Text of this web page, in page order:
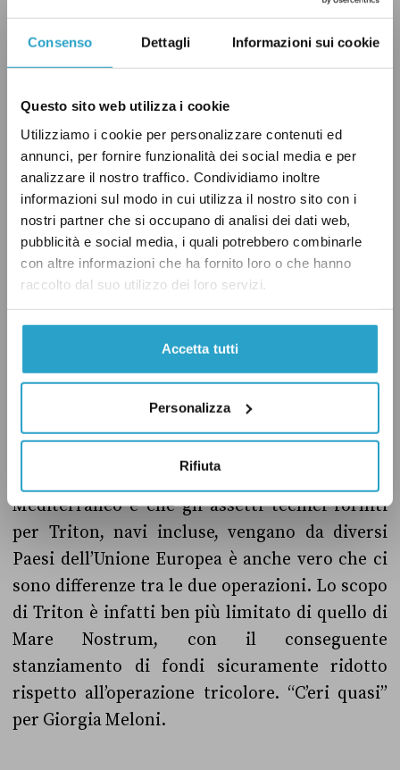
Consenso Dettagli Informazioni sui cookie
Questo sito web utilizza i cookie
Utilizziamo i cookie per personalizzare contenuti ed
annunci, per fornire funzionalità dei social media e per
analizzare il nostro traffico. Condividiamo inoltre
informazioni sul modo in cui utilizza il nostro sito con i
nostri partner che si occupano di analisi dei dati web,
pubblicità e social media, i quali potrebbero combinarle
con altre informazioni che ha fornito loro o che hanno
raccolto dal suo utilizzo dei loro servizi.
Accetta tutti
Personalizza
Rifiuta
salvare vite, non solo il pattugliamento
costiero.
Gli sbarchi infatti continuano: il totale delle
persone sbarcate nel 2014 ha raggiunto i
170.100– unrecord storico– mentre i profughi
arrivati nei primi due mesi del 2015 (aggiornati
al 2 marzo 2015 per la precisione) è di7.822,
ovvero 2.271persone in più rispetto allo stesso
periodo dello scorso anno, secondo dati Ismu.
Verdetto
Mediterraneo e che gli assetti tecnici forniti
per Triton, navi incluse, vengano da diversi
Paesi dell’Unione Europea è anche vero che ci
sono differenze tra le due operazioni. Lo scopo
di Triton è infatti ben più limitato di quello di
Mare Nostrum, con il conseguente
stanziamento di fondi sicuramente ridotto
rispetto all’operazione tricolore. “C’eri quasi”
per Giorgia Meloni.